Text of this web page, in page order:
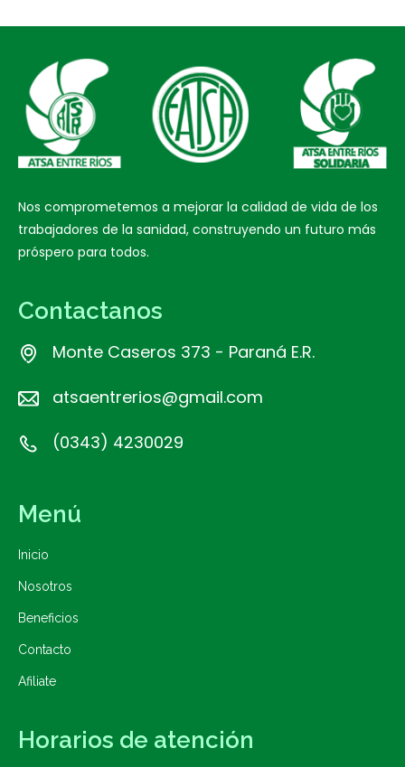
Nos comprometemos a mejorar la calidad de vida de los
trabajadores de la sanidad, construyendo un futuro más
próspero para todos.
Contactanos
Monte Caseros 373 - Paraná E.R.
atsaentrerios@gmail.com
(0343) 4230029
Menú
Inicio
Nosotros
Beneficios
Contacto
Afiliate
Horarios de atención